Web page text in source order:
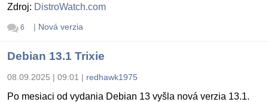
Zdroj: DistroWatch.com
6 | Nová verzia
Debian 13.1 Trixie
08.09.2025 | 09:01 | redhawk1975
Po mesiaci od vydania Debian 13 vyšla nová verzia 13.1.